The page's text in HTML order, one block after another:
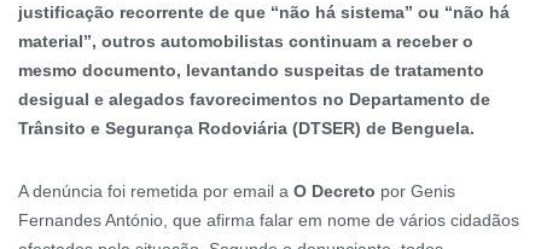
justificação recorrente de que “não há sistema” ou “não há
material”, outros automobilistas continuam a receber o
mesmo documento, levantando suspeitas de tratamento
desigual e alegados favorecimentos no Departamento de
Trânsito e Segurança Rodoviária (DTSER) de Benguela.
A denúncia foi remetida por email a O Decreto por Genis
Fernandes António, que afirma falar em nome de vários cidadãos